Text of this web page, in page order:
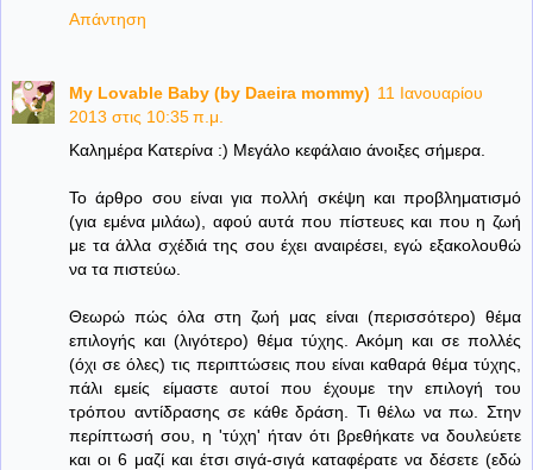
Απάντηση
My Lovable Baby (by Daeira mommy) 11 Ιανουαρίου
2013 στις 10:35 π.μ.
Καλημέρα Κατερίνα :) Μεγάλο κεφάλαιο άνοιξες σήμερα.
Το άρθρο σου είναι για πολλή σκέψη και προβληματισμό
(για εμένα μιλάω), αφού αυτά που πίστευες και που η ζωή
με τα άλλα σχέδιά της σου έχει αναιρέσει, εγώ εξακολουθώ
να τα πιστεύω.
Θεωρώ πώς όλα στη ζωή μας είναι (περισσότερο) θέμα
επιλογής και (λιγότερο) θέμα τύχης. Ακόμη και σε πολλές
(όχι σε όλες) τις περιπτώσεις που είναι καθαρά θέμα τύχης,
πάλι εμείς είμαστε αυτοί που έχουμε την επιλογή του
τρόπου αντίδρασης σε κάθε δράση. Τι θέλω να πω. Στην
περίπτωσή σου, η 'τύχη' ήταν ότι βρεθήκατε να δουλεύετε
και οι 6 μαζί και έτσι σιγά-σιγά καταφέρατε να δέσετε (εδώ